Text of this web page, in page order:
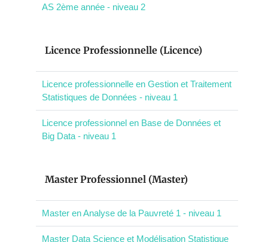
AS 2ème année - niveau 2
Licence Professionnelle (Licence)
Licence professionnelle en Gestion et Traitement
Statistiques de Données - niveau 1
Licence professionnel en Base de Données et
Big Data - niveau 1
Master Professionnel (Master)
Master en Analyse de la Pauvreté 1 - niveau 1
Master Data Science et Modélisation Statistique